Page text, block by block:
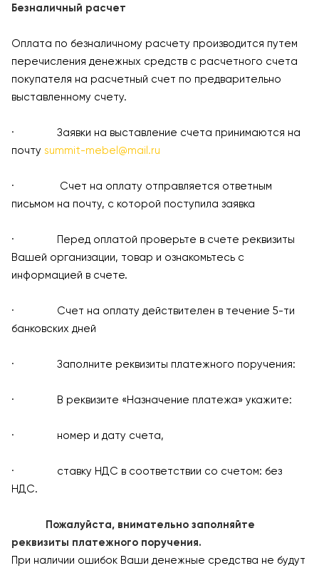
Безналичный расчет
Оплата по безналичному расчету производится путем
перечисления денежных средств с расчетного счета
покупателя на расчетный счет по предварительно
выставленному счету.
· Заявки на выставление счета принимаются на
почту summit-mebel@mail.ru
· Счет на оплату отправляется ответным
письмом на почту, с которой поступила заявка
· Перед оплатой проверьте в счете реквизиты
Вашей организации, товар и ознакомьтесь с
информацией в счете.
· Счет на оплату действителен в течение 5-ти
банковских дней
· Заполните реквизиты платежного поручения:
· В реквизите «Назначение платежа» укажите:
· номер и дату счета,
· ставку НДС в соответствии со счетом: без
НДС.
Пожалуйста, внимательно заполняйте
реквизиты платежного поручения.
При наличии ошибок Ваши денежные средства не будут